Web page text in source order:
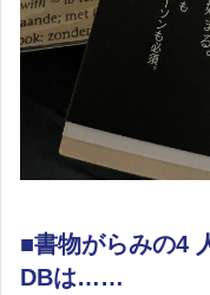
■書物がらみの4
DBは……